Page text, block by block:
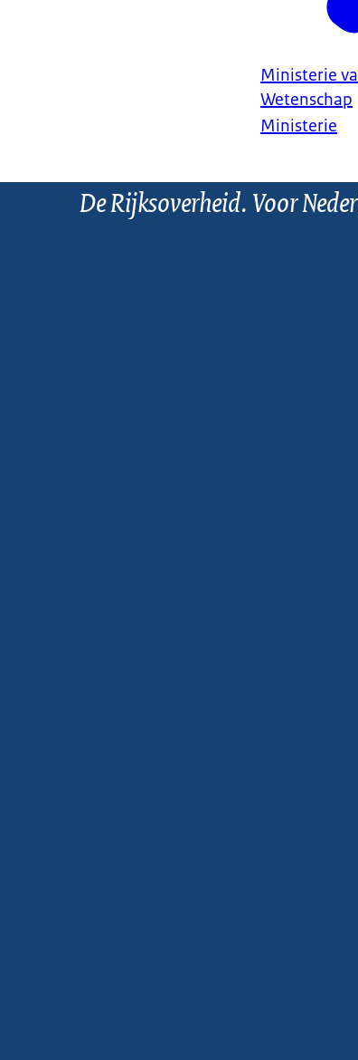
Ministerie
Wetenschap
Ministerie
De Rijksoverheid. Voor